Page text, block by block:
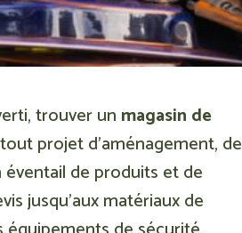
trouver un magasin de
projet d’aménagement, de
de produits et de
jusqu’aux matériaux de